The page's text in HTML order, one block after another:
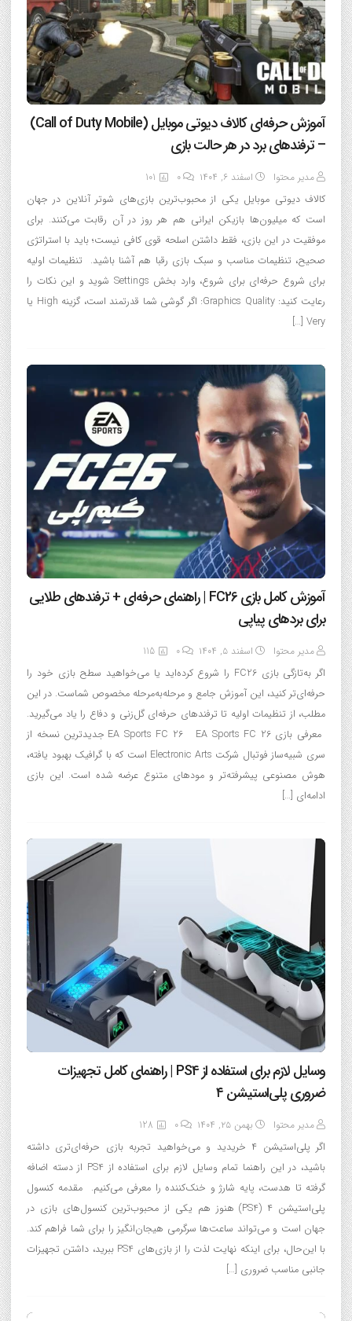
آموزش حرفه‌ای کالاف دیوتی موبایل (Call of Duty Mobile)
– ترفندهای برد در هر حالت بازی
مدیر محتوا اسفند ۶, ۱۴۰۴ 0
101
کالاف دیوتی موبایل یکی از محبوب‌ترین بازی‌های شوتر آنلاین در جهان
است که میلیون‌ها بازیکن ایرانی هم هر روز در آن رقابت می‌کنند. برای
موفقیت در این بازی، فقط داشتن اسلحه قوی کافی نیست؛ باید با استراتژی
صحیح، تنظیمات مناسب و سبک بازی رقبا هم آشنا باشید. تنظیمات اولیه
برای شروع حرفه‌ای برای شروع، وارد بخش Settings شوید و این نکات را
رعایت کنید: Graphics Quality: اگر گوشی شما قدرتمند است، گزینه High یا
Very […]
آموزش کامل بازی FC26 | راهنمای حرفه‌ای + ترفندهای طلایی
برای بردهای پیاپی
مدیر محتوا اسفند ۵, ۱۴۰۴ 0
115
اگر به‌تازگی بازی FC26 را شروع کرده‌اید یا می‌خواهید سطح بازی خود را
حرفه‌ای‌تر کنید، این آموزش جامع و مرحله‌به‌مرحله مخصوص شماست. در این
مطلب، از تنظیمات اولیه تا ترفندهای حرفه‌ای گل‌زنی و دفاع را یاد می‌گیرید.
معرفی بازی EA Sports FC 26 EA Sports FC 26 جدیدترین نسخه از
سری شبیه‌ساز فوتبال شرکت Electronic Arts است که با گرافیک بهبود یافته،
هوش مصنوعی پیشرفته‌تر و مودهای متنوع عرضه شده است. این بازی
ادامه‌ای […]
وسایل لازم برای استفاده از PS4 | راهنمای کامل تجهیزات
ضروری پلی‌استیشن ۴
مدیر محتوا بهمن ۲۵, ۱۴۰۴ 0
128
اگر پلی‌استیشن ۴ خریدید و می‌خواهید تجربه بازی حرفه‌ای‌تری داشته
باشید، در این راهنما تمام وسایل لازم برای استفاده از PS4 از دسته اضافه
گرفته تا هدست، پایه شارژ و خنک‌کننده را معرفی می‌کنیم. مقدمه کنسول
پلی‌استیشن ۴ (PS4) هنوز هم یکی از محبوب‌ترین کنسول‌های بازی در
جهان است و می‌تواند ساعت‌ها سرگرمی هیجان‌انگیز را برای شما فراهم کند.
با این‌حال، برای اینکه نهایت لذت را از بازی‌های PS4 ببرید، داشتن تجهیزات
جانبی مناسب ضروری […]